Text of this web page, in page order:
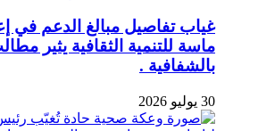
غياب تفاصيل مبالغ الدعم
ماسة للتنمية الثقافية يثير
بالشفافية .
30 يوليو 2026